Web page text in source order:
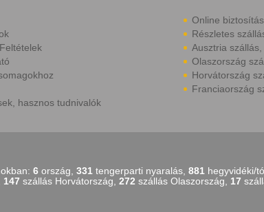
hasznos tudnivalók
Online
Részletes
Ausztria
Olaszország
Horvátország
Franciaország
6 ország, 331 tengerparti nyaralás, 881 hegyvidéki/
147 szállás Horvátország, 272 szállás Olaszország, 17